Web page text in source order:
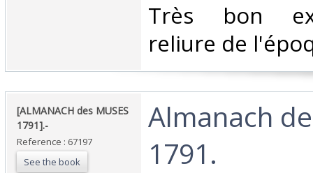
‎Très bon
reliure de
‎[ALMANACH des MUSES
1791].-‎
Reference : 67197
See the book
‎Almanach
1791.‎